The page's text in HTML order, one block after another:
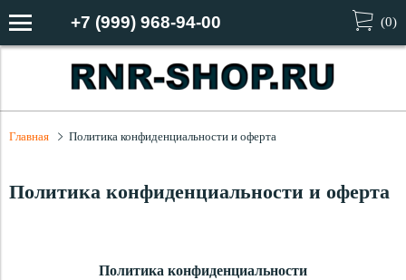
+7 (999) 968-94-00 (0)
Главная Политика конфиденциальности и оферта
Политика конфиденциальности и оферта
Политика конфиденциальности